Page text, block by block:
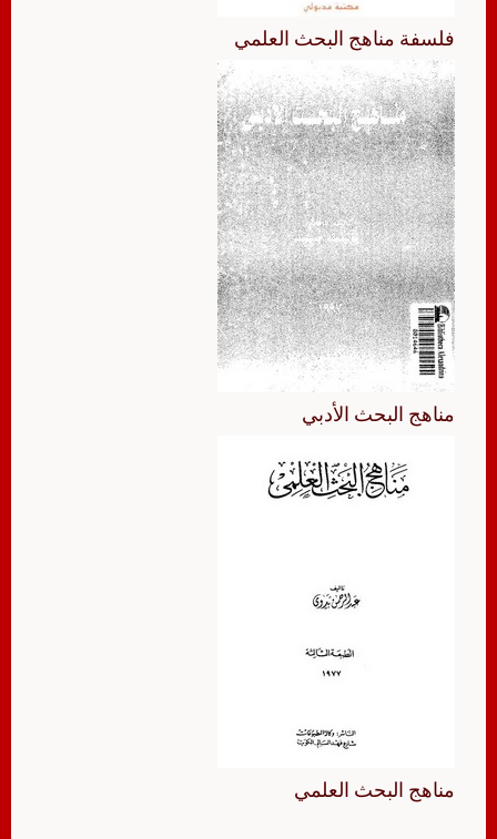
فلسفة مناهج البحث العلمي
مناهج البحث الأدبي
مناهج البحث العلمي